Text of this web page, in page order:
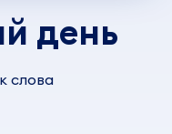
день
слова